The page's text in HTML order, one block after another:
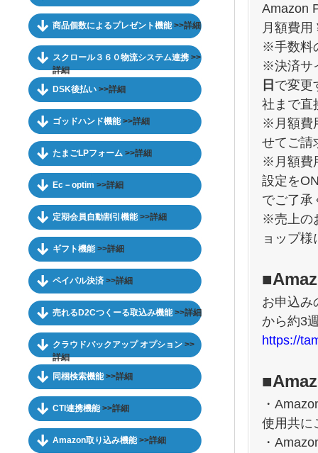
商品個数によるプレゼント機能>>詳細
スクロール３６０物流システム連携 >>
詳細
DSK後払い >>詳細
ゴッドハンド機能>>詳細
たまごLPフォーム >>詳細
Ec－optim >>詳細
定期会員自動割引機能>>詳細
ギフト機能>>詳細
ペイパル決済 >>詳細
売れるD2Cつくーる取込み機能>>詳細
クラウドバックアップ オプション >>
詳細
同梱検索機能>>詳細
CTI連携機能>>詳細
Amazon取り込み機能>>詳細
Amazon
月額費用
※手数料
※決済サ
日 で変更
社まで直
※月額費
せてご請
※月額費
設定を
でご了承
※売上の
ョップ
お申込み
から約3
https://
・
使用共に
・